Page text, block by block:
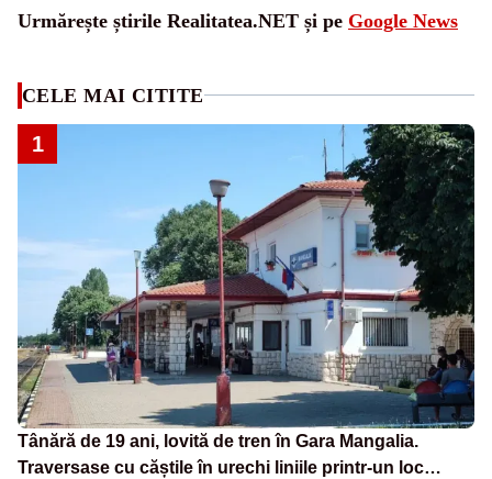
Urmărește știrile Realitatea.NET și pe Google News
CELE MAI CITITE
1
Tânără de 19 ani, lovită de tren în Gara Mangalia.
Traversase cu căștile în urechi liniile printr-un loc